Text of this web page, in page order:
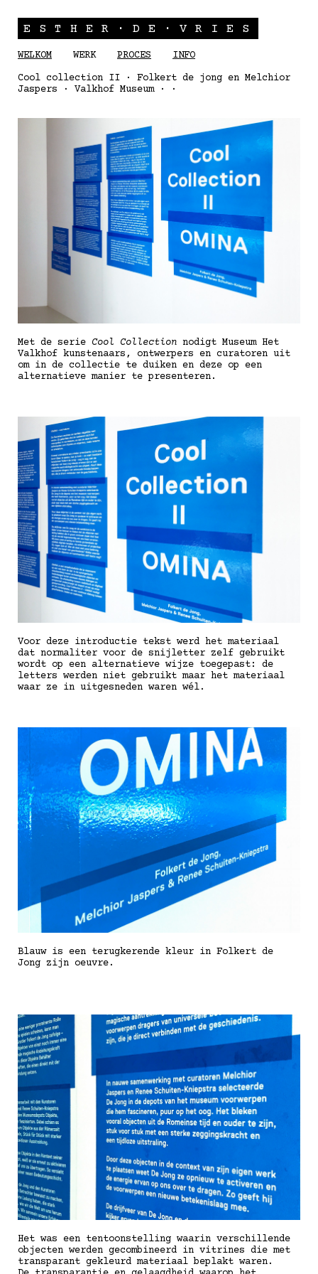
ESTHER·DE·VRIES
WELKOM WERK PROCES
INFO
Cool collection II · Folkert de jong en Melchior
Jaspers · Valkhof Museum · ·
Met de serie Cool Collection nodigt Museum Het
Valkhof kunstenaars, ontwerpers en curatoren uit
om in de collectie te duiken en deze op een
alternatieve manier te presenteren.
Voor deze introductie tekst werd het materiaal
dat normaliter voor de snijletter zelf gebruikt
wordt op een alternatieve wijze toegepast: de
letters werden niet gebruikt maar het materiaal
waar ze in uitgesneden waren wél.
Blauw is een terugkerende kleur in Folkert de
Jong zijn oeuvre.
Het was een tentoonstelling waarin verschillende
objecten werden gecombineerd in vitrines die met
transparant gekleurd materiaal beplakt waren.